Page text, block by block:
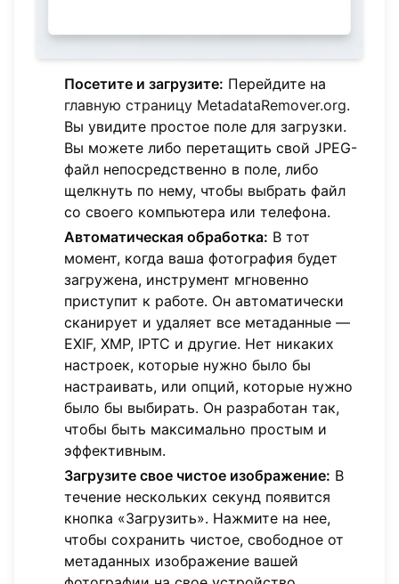
Посетите и загрузите: Перейдите на
главную страницу MetadataRemover.org.
Вы увидите простое поле для загрузки.
Вы можете либо перетащить свой JPEG-
файл непосредственно в поле, либо
щелкнуть по нему, чтобы выбрать файл
со своего компьютера или телефона.
Автоматическая обработка: В тот
момент, когда ваша фотография будет
загружена, инструмент мгновенно
приступит к работе. Он автоматически
сканирует и удаляет все метаданные —
EXIF, XMP, IPTC и другие. Нет никаких
настроек, которые нужно было бы
настраивать, или опций, которые нужно
было бы выбирать. Он разработан так,
чтобы быть максимально простым и
эффективным.
Загрузите свое чистое изображение: В
течение нескольких секунд появится
кнопка «Загрузить». Нажмите на нее,
чтобы сохранить чистое, свободное от
метаданных изображение вашей